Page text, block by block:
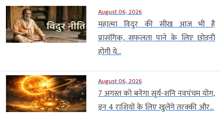
August 06, 2026
महात्मा विदुर की सीख आज भी है
प्रासंगिक, सफलता पाने के लिए छोड़नी
होंगी ये...
August 06, 2026
7 अगस्त को बनेगा सूर्य-शनि नवपंचम योग,
इन 4 राशियों के लिए खुलेंगे तरक्की और...